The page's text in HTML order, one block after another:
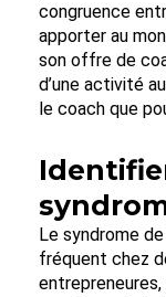
congruence
apporter au
son offre de
d’une activité
le coach que
Le syndrome
fréquent chez